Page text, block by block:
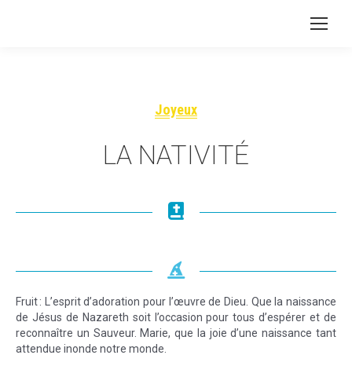
Joyeux
LA NATIVITÉ
Fruit : L’esprit d’adoration pour l’œuvre de Dieu. Que la naissance
de Jésus de Nazareth soit l’occasion pour tous d’espérer et de
reconnaître un Sauveur. Marie, que la joie d’une naissance tant
attendue inonde notre monde.